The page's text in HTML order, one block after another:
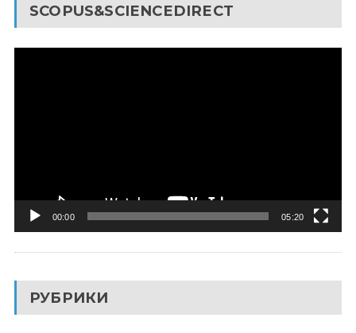
SCOPUS&SCIENCEDIRECT
00:00 05:20
РУБРИКИ